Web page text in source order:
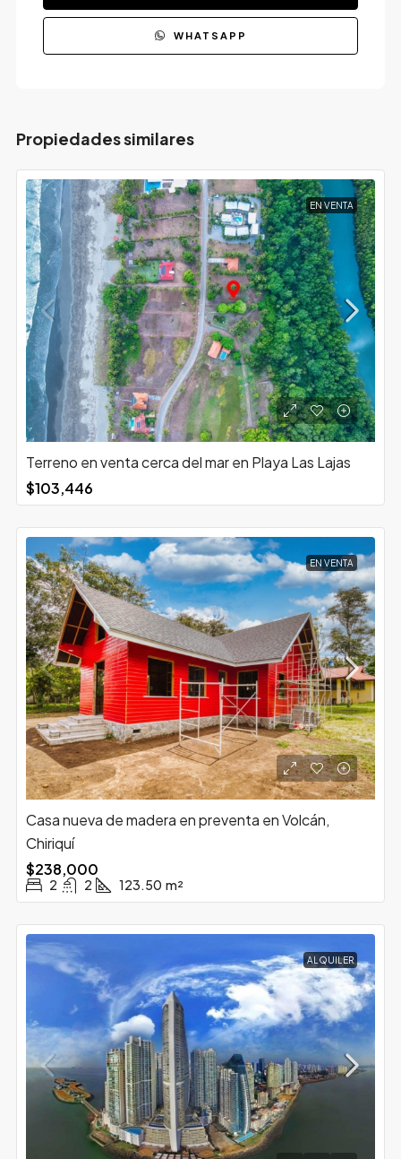
WHATSAPP
Propiedades similares
EN VENTA
Terreno en venta cerca del mar en Playa Las Lajas
$103,446
EN VENTA
Casa nueva de madera en preventa en Volcán,
Chiriquí
$238,000
2 2 123.50 m²
ALQUILER